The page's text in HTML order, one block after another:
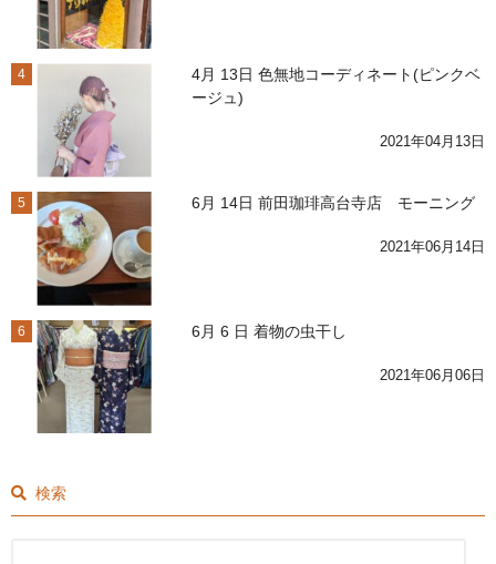
4
4月 13日 色無地コーディネート(ピンクベ
ージュ)
2021年04月13日
5 6月 14日 前田珈琲高台寺店 モーニング
2021年06月14日
6 6月 6 日 着物の虫干し
2021年06月06日
検索